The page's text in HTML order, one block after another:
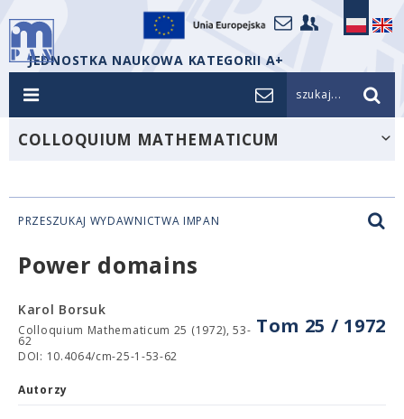
JEDNOSTKA NAUKOWA KATEGORII A+
szukaj...
COLLOQUIUM MATHEMATICUM
PRZESZUKAJ WYDAWNICTWA IMPAN
Power domains
Tom 25 / 1972
Karol Borsuk
Colloquium Mathematicum 25 (1972), 53-
62
DOI: 10.4064/cm-25-1-53-62
Autorzy